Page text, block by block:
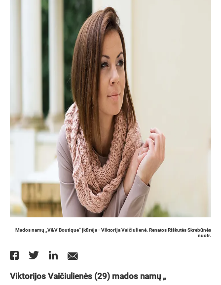
Mados namų „V&V Boutique“ įkūrėja - Viktorija Vaičiulienė. Renatos Riškutės Skrebūnės
nuotr.
Viktorijos Vaičiulienės (29) mados namų „